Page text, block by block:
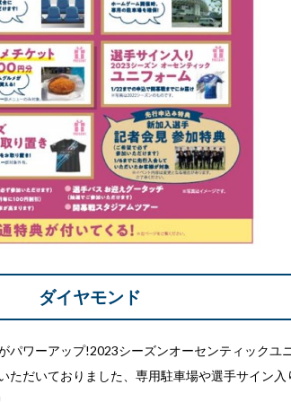
ダイヤモンド
パワーアップ!2023シーズンオーセンティックユ
ただいておりました、専用駐車場や選手サイン入